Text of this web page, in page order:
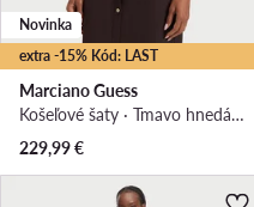
extra -15% Kód: LAST
Novinka
Marciano Guess
Košeľové šaty · Tmavo hnedá · Midi
229,99€